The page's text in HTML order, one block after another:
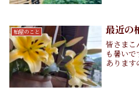
い気もし
柏屋のこと 最近の
皆さまこ
も暑い
ありま